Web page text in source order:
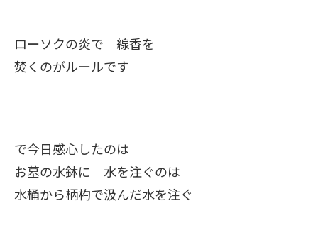
ローソクの炎で 線香を
焚くのがルールです
で今日感心したのは
お墓の水鉢に 水を注ぐのは
水桶から柄杓で汲んだ水を注ぐ